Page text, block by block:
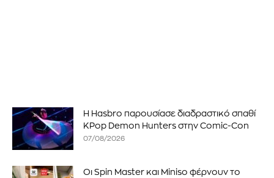
Η Hasbro παρουσίασε διαδραστικό σπαθί
KPop Demon Hunters στην Comic-Con
07/08/2026
Οι Spin Master και Miniso φέρνουν το